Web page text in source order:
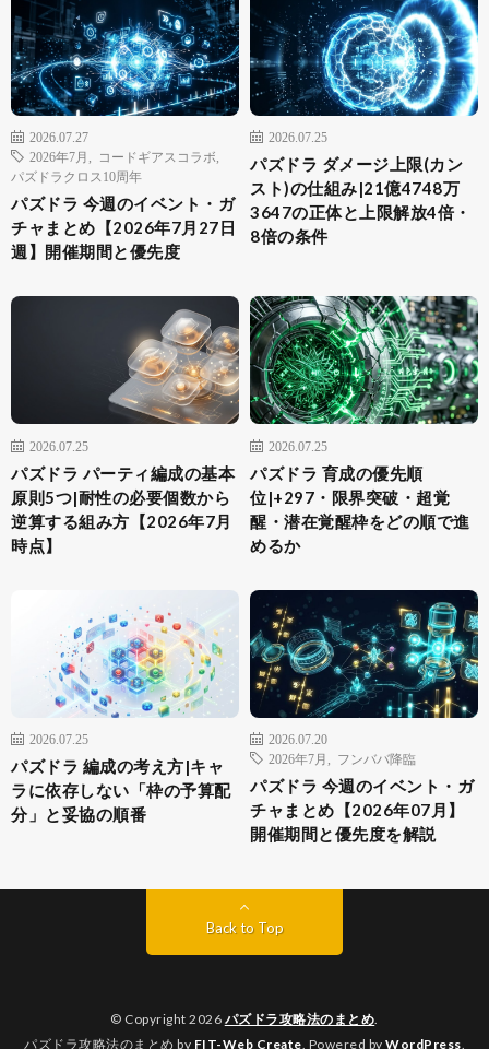
2026.07.27
2026年7月
コードギアスコラボ
パズドラクロス10周年
パズドラ 今週のイベント・ガ
チャまとめ【2026年7月27日
週】開催期間と優先度
2026.07.25
パズドラ ダメージ上限(カン
スト)の仕組み|21億4748万
3647の正体と上限解放4倍・
8倍の条件
2026.07.25
パズドラ パーティ編成の基本
原則5つ|耐性の必要個数から
逆算する組み方【2026年7月
時点】
2026.07.25
パズドラ 育成の優先順
位|+297・限界突破・超覚
醒・潜在覚醒枠をどの順で進
めるか
2026.07.25
パズドラ 編成の考え方|キャ
ラに依存しない「枠の予算配
分」と妥協の順番
2026.07.20
2026年7月
フンババ降臨
パズドラ 今週のイベント・ガ
チャまとめ【2026年07月】
開催期間と優先度を解説
Back to Top
© Copyright 2026 パズドラ攻略法のまとめ.
パズドラ攻略法のまとめ by FIT-Web Create. Powered by WordPress.